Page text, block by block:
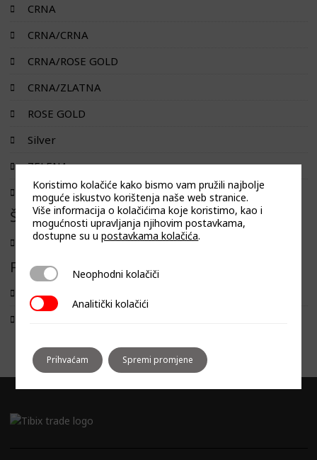
CRNA
CRNA/CRNA
CRNA/ROSE GOLD
CRNA/ZLATNA
ROSE GOLD
Silver
ZELENA
ZLATNA
Širina
60
Filtriraj prema linija
MONO
Koristimo kolačiće kako bismo vam pružili najbolje
moguće iskustvo korištenja naše web stranice.
Više informacija o kolačićima koje koristimo, kao i
mogućnosti upravljanja njihovim postavkama,
dostupne su upostavkama kolačića.
Neophodni kolačiči
Neophodni kolačiči
Analitički kolačići
Analitički kolačići
Prihvaćam Spremi promjene